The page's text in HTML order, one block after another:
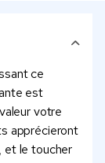
ce
est
votre
apprécieront
et le toucher